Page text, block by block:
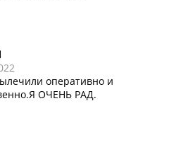
оперативно и
ОЧЕНЬ РАД.